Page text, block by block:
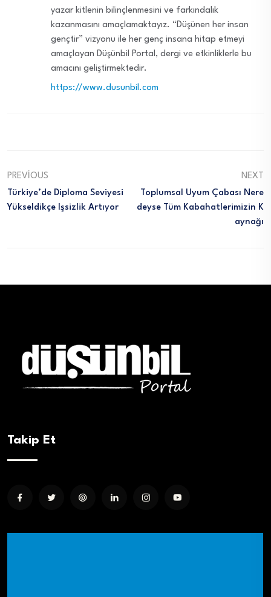
yazar kitlenin bilinçlenmesini ve farkındalık
kazanmasını amaçlamaktayız. “Düşünen her insan
gençtir” vizyonu ile her genç insana hitap etmeyi
amaçlayan Düşünbil Portal, dergi ve etkinliklerle bu
amacını geliştirmektedir.
https://www.dusunbil.com
PREVIOUS
Türkiye’de Diploma Seviyesi
Yükseldikçe Işsizlik Artıyor
NEXT
Toplumsal Uyum Çabası Nere
Deyse Tüm Kabahatlerimizin K
Aynağı
Takip Et